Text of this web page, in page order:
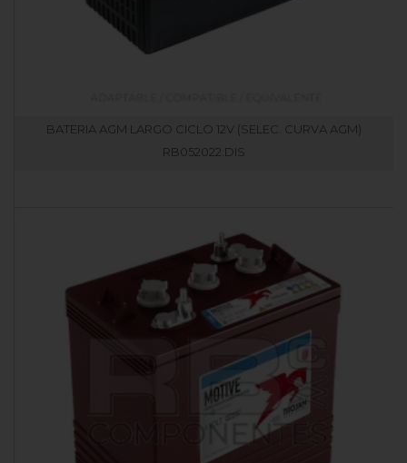
BATERIA AGM LARGO CICLO 12V (SELEC. CURVA AGM)
RB052022.DIS